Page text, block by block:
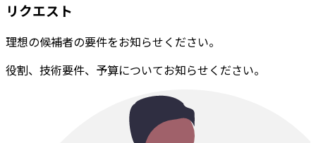
リクエスト
理想の候補者の要件をお知らせください。
役割、技術要件、予算についてお知らせください。